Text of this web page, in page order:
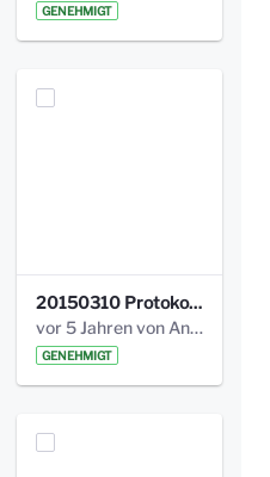
GENEHMIGT
20150310 Protokoll Bismarckplatz_UrbanG_02.pdf
vor 5 Jahren von Anni Schlumberger
GENEHMIGT